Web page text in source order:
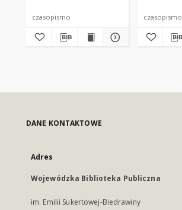
czasopismo czasopismo
DANE KONTAKTOWE
Adres
Wojewódzka Biblioteka Publiczna
im. Emilii Sukertowej-Biedrawiny